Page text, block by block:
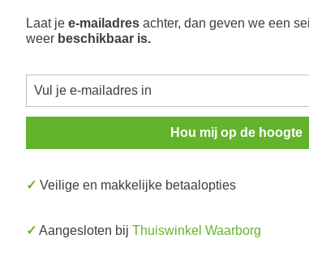
Laat je e-mailadresachter, dan geven we een
weer beschikbaar is.
Hou mij op de hoogte
✓ Veilige en makkelijke betaalopties
✓ Aangesloten bij Thuiswinkel Waarborg